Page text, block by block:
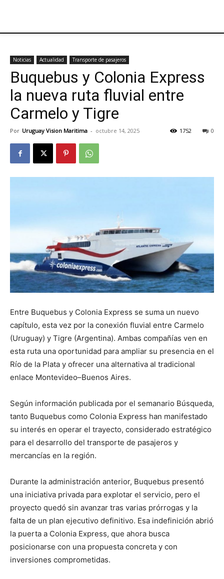
Noticias Actualidad Transporte de pasajeros
Buquebus y Colonia Express
la nueva ruta fluvial entre
Carmelo y Tigre
Por Uruguay Vision Maritima - octubre 14, 2025 0
1752
Entre Buquebus y Colonia Express se suma un nuevo
capítulo, esta vez por la conexión fluvial entre Carmelo
(Uruguay) y Tigre (Argentina). Ambas compañías ven en
esta ruta una oportunidad para ampliar su presencia en el
Río de la Plata y ofrecer una alternativa al tradicional
enlace Montevideo–Buenos Aires.
Según información publicada por el semanario Búsqueda,
tanto Buquebus como Colonia Express han manifestado
su interés en operar el trayecto, considerado estratégico
para el desarrollo del transporte de pasajeros y
mercancías en la región.
Durante la administración anterior, Buquebus presentó
una iniciativa privada para explotar el servicio, pero el
proyecto quedó sin avanzar tras varias prórrogas y la
falta de un plan ejecutivo definitivo. Esa indefinición abrió
la puerta a Colonia Express, que ahora busca
posicionarse con una propuesta concreta y con
inversiones comprometidas.